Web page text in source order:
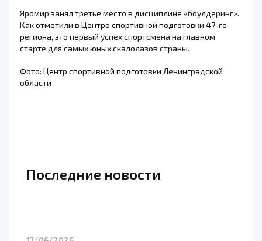
Яромир занял третье место в дисциплине «боулдеринг».
Как отметили в Центре спортивной подготовки 47-го
региона, это первый успех спортсмена на главном
старте для самых юных скалолазов страны.
Фото: Центр спортивной подготовки Ленинградской
области
Последние новости